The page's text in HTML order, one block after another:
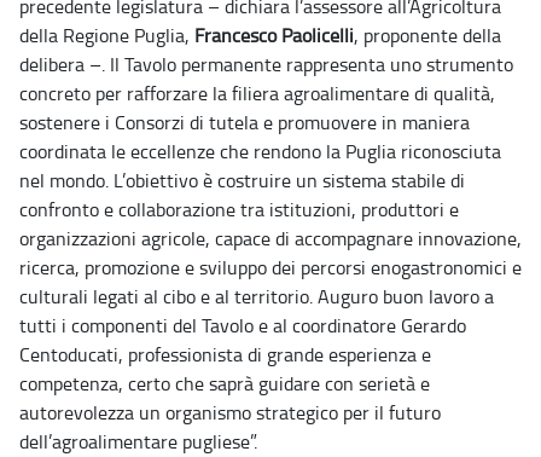
precedente legislatura – dichiara l’assessore all’Agricoltura
della Regione Puglia, Francesco Paolicelli, proponente della
delibera –. Il Tavolo permanente rappresenta uno strumento
concreto per rafforzare la filiera agroalimentare di qualità,
sostenere i Consorzi di tutela e promuovere in maniera
coordinata le eccellenze che rendono la Puglia riconosciuta
nel mondo. L’obiettivo è costruire un sistema stabile di
confronto e collaborazione tra istituzioni, produttori e
organizzazioni agricole, capace di accompagnare innovazione,
ricerca, promozione e sviluppo dei percorsi enogastronomici e
culturali legati al cibo e al territorio. Auguro buon lavoro a
tutti i componenti del Tavolo e al coordinatore Gerardo
Centoducati, professionista di grande esperienza e
competenza, certo che saprà guidare con serietà e
autorevolezza un organismo strategico per il futuro
dell’agroalimentare pugliese”.